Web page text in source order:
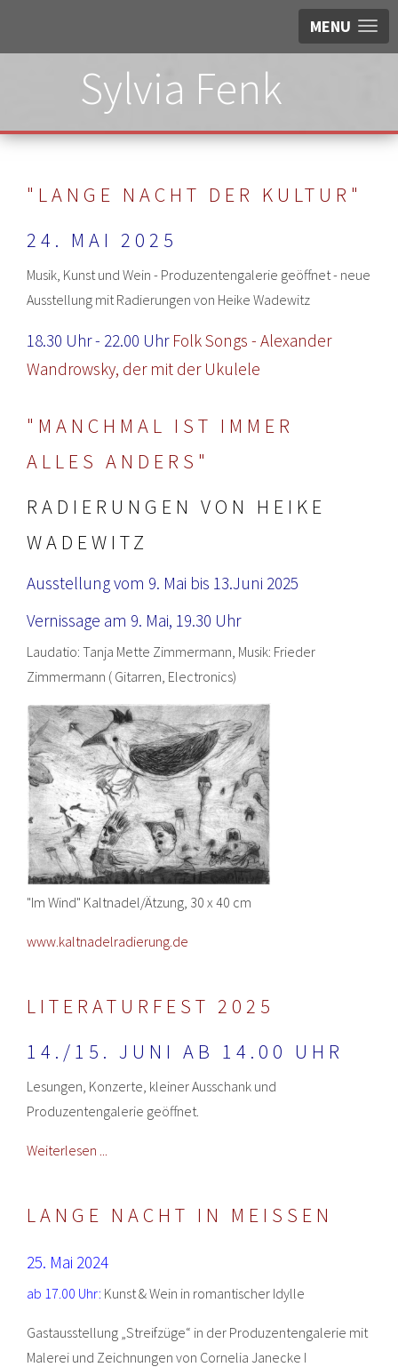
MENU
Sylvia Fenk
"LANGE NACHT DER KULTUR"
24. MAI 2025
Musik, Kunst und Wein - Produzentengalerie geöffnet - neue
Ausstellung mit Radierungen von Heike Wadewitz
18.30 Uhr - 22.00 Uhr Folk Songs - Alexander
Wandrowsky, der mit der Ukulele
"MANCHMAL IST IMMER
ALLES ANDERS"
RADIERUNGEN VON HEIKE
WADEWITZ
Ausstellung vom 9. Mai bis 13.Juni 2025
Vernissage am 9. Mai, 19.30 Uhr
Laudatio: Tanja Mette Zimmermann, Musik: Frieder
Zimmermann ( Gitarren, Electronics)
"Im Wind" Kaltnadel/Ätzung, 30 x 40 cm
www.kaltnadelradierung.de
LITERATURFEST 2025
14./15. JUNI AB 14.00 UHR
Lesungen, Konzerte, kleiner Ausschank und
Produzentengalerie geöffnet.
Weiterlesen ...
LANGE NACHT IN MEISSEN
25. Mai 2024
ab 17.00 Uhr: Kunst & Wein in romantischer Idylle
Gastausstellung „Streifzüge“ in der Produzentengalerie mit
Malerei und Zeichnungen von Cornelia Janecke I